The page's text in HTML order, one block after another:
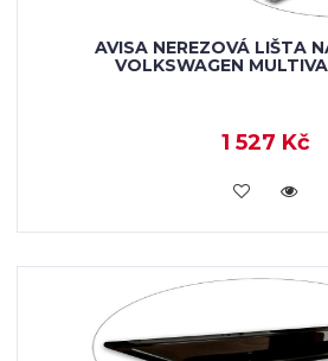
AVISA NEREZOVÁ LIŠTA
VOLKSWAGEN
1 527 Kč
VLOŽIT DO